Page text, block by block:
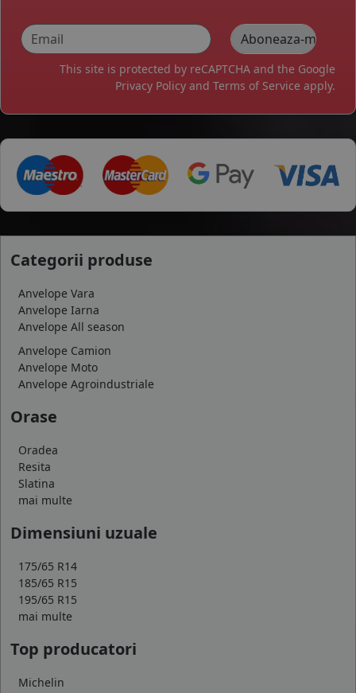
This site is protected by reCAPTCHA and the Google
Privacy Policy and Terms of Service apply.
Categorii produse
Anvelope Vara
Anvelope Iarna
Anvelope All season
Anvelope Camion
Anvelope Moto
Anvelope Agroindustriale
Orase
Oradea
Resita
Slatina
mai multe
Dimensiuni uzuale
175/65 R14
185/65 R15
195/65 R15
mai multe
Top producatori
Michelin